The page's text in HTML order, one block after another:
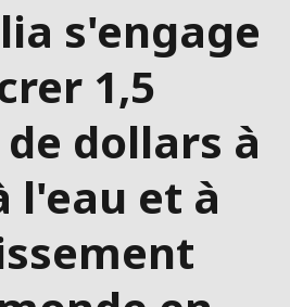
s'engage
1,5
dollars à
l'eau et à